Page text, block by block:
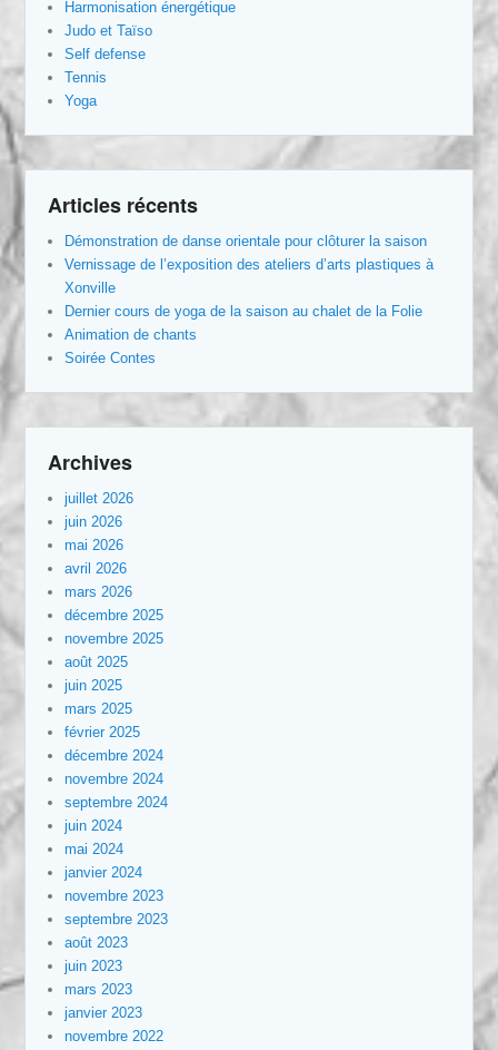
Harmonisation énergétique
Judo et Taïso
Self defense
Tennis
Yoga
Articles récents
Démonstration de danse orientale pour clôturer la saison
Vernissage de l’exposition des ateliers d’arts plastiques à
Xonville
Dernier cours de yoga de la saison au chalet de la Folie
Animation de chants
Soirée Contes
Archives
juillet 2026
juin 2026
mai 2026
avril 2026
mars 2026
décembre 2025
novembre 2025
août 2025
juin 2025
mars 2025
février 2025
décembre 2024
novembre 2024
septembre 2024
juin 2024
mai 2024
janvier 2024
novembre 2023
septembre 2023
août 2023
juin 2023
mars 2023
janvier 2023
novembre 2022